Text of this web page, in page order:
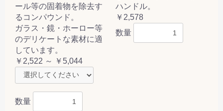
ール等の固着物を除去す
るコンパウンド。
ガラス・鏡・ホーロー等
のデリケートな素材に適
しています。
￥2,522 ～ ￥5,044
数量
ハンドル。
￥2,578
数量